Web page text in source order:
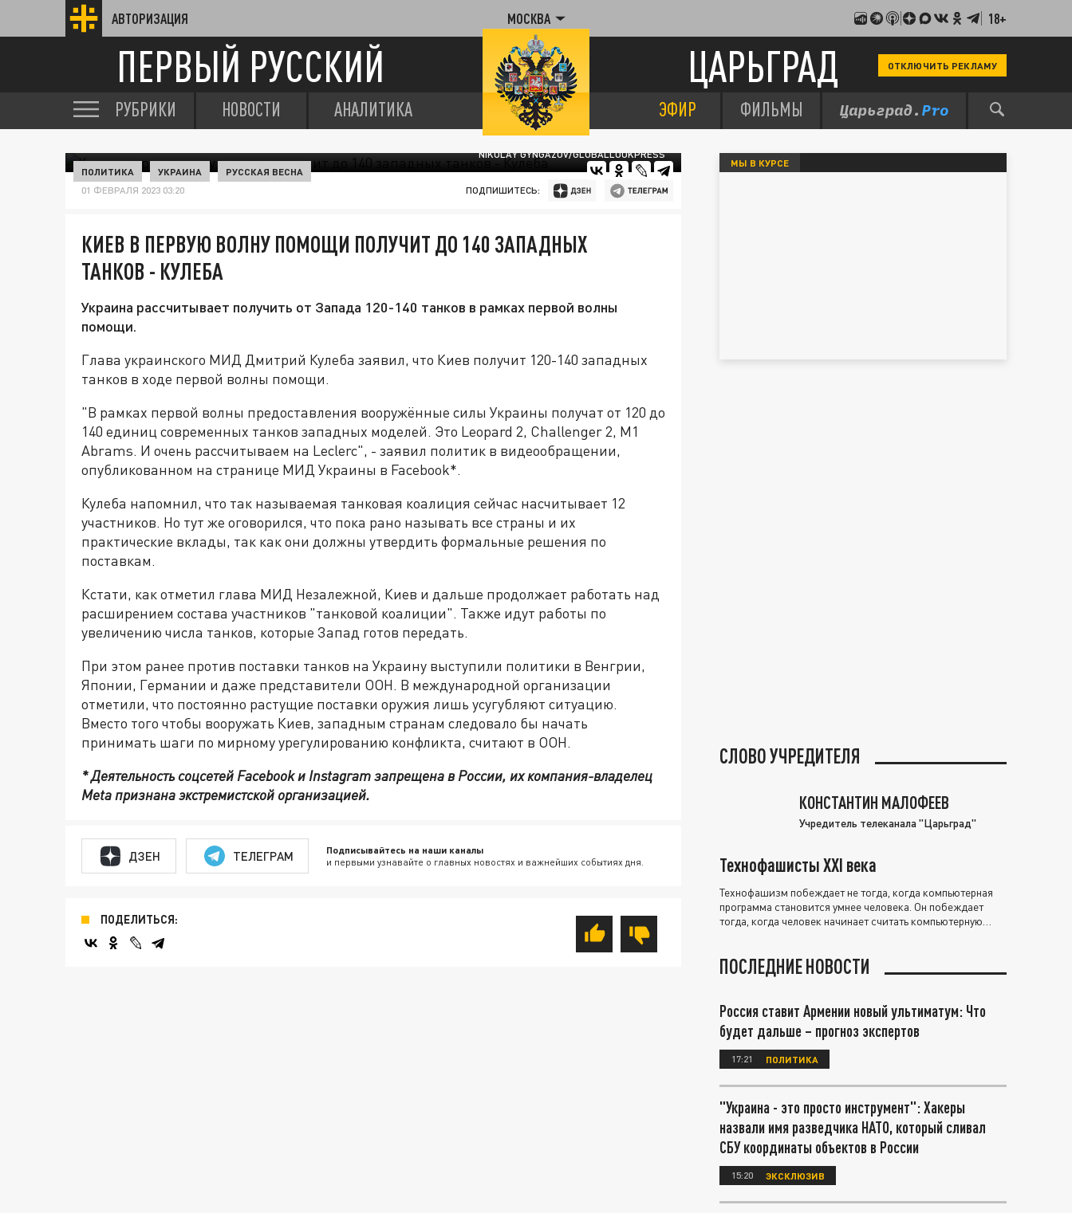
АВТОРИЗАЦИЯ МОСКВА 18+
ПЕРВЫЙ РУССКИЙ ЦАРЬГРАД ОТКЛЮЧИТЬ РЕКЛАМУ
РУБРИКИ НОВОСТИ АНАЛИТИКА ЭФИР ФИЛЬМЫ
NIKOLAY GYNGAZOV/GLOBALLOOKPRESS
ПОЛИТИКА УКРАИНА РУССКАЯ ВЕСНА
01 ФЕВРАЛЯ 2023 03:20 ПОДПИШИТЕСЬ:
КИЕВ В ПЕРВУЮ ВОЛНУ ПОМОЩИ ПОЛУЧИТ ДО 140 ЗАПАДНЫХ
ТАНКОВ - КУЛЕБА
Украина рассчитывает получить от Запада 120-140 танков в рамках первой волны
помощи.
Глава украинского МИД Дмитрий Кулеба заявил, что Киев получит 120-140 западных
танков в ходе первой волны помощи.
"В рамках первой волны предоставления вооружённые силы Украины получат от 120 до
140 единиц современных танков западных моделей. Это Leopard 2, Challenger 2, M1
Abrams. И очень рассчитываем на Leclerc", - заявил политик в видеообращении,
опубликованном на странице МИД Украины в Facebook*.
Кулеба напомнил, что так называемая танковая коалиция сейчас насчитывает 12
участников. Но тут же оговорился, что пока рано называть все страны и их
практические вклады, так как они должны утвердить формальные решения по
поставкам.
Кстати, как отметил глава МИД Незалежной, Киев и дальше продолжает работать над
расширением состава участников "танковой коалиции". Также идут работы по
увеличению числа танков, которые Запад готов передать.
При этом ранее против поставки танков на Украину выступили политики в Венгрии,
Японии, Германии и даже представители ООН. В международной организации
отметили, что постоянно растущие поставки оружия лишь усугубляют ситуацию.
Вместо того чтобы вооружать Киев, западным странам следовало бы начать
принимать шаги по мирному урегулированию конфликта, считают в ООН.
* Деятельность соцсетей Facebook и Instagram запрещена в России, их компания-владелец
Meta признана экстремистской организацией.
ДЗЕН ТЕЛЕГРАМ Подписывайтесь на наши каналы
и первыми узнавайте о главных новостях и важнейших событиях дня.
ПОДЕЛИТЬСЯ:
МЫ В КУРСЕ
СЛОВО УЧРЕДИТЕЛЯ
КОНСТАНТИН МАЛОФЕЕВ
Учредитель телеканала "Царьград"
Технофашисты XXI века
Технофашизм побеждает не тогда, когда компьютерная
программа становится умнее человека. Он побеждает
тогда, когда человек начинает считать компьютерную
ПОСЛЕДНИЕ НОВОСТИ
Россия ставит Армении новый ультиматум: Что
будет дальше – прогноз экспертов
17:21 ПОЛИТИКА
"Украина - это просто инструмент": Хакеры
назвали имя разведчика НАТО, который сливал
СБУ координаты объектов в России
15:20 ЭКСКЛЮЗИВ